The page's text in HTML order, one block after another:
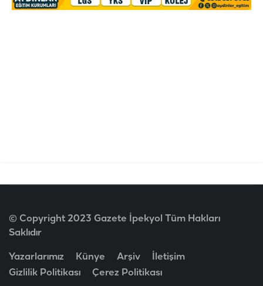
© Copyright 2023 Gazete İpekyol Tüm Hakları
Saklıdır
Yazarlarımız Künye Arşiv
İletişim
Gizlilik Politikası
Çerez Politikası